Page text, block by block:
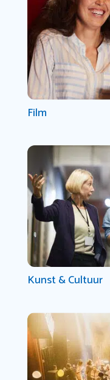
Film
Kunst & Cultuur